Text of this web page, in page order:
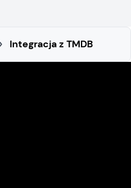
Integracja z TMDB